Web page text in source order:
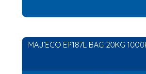
MAJ’ECO EP187L BAG 20KG